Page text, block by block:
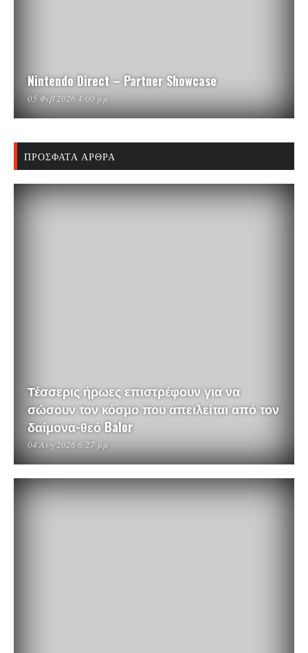
Nintendo Direct – Partner Showcase
05 Φεβ 2026 4:00 μμ
ΠΡΌΣΦΑΤΑ ΆΡΘΡΑ
Τέσσερις ήρωες επιστρέφουν για να
σώσουν τον κόσμο που απειλείται από τον
δαίμονα-θεό Balor
04 Αυγ 2026 6:27 μμ